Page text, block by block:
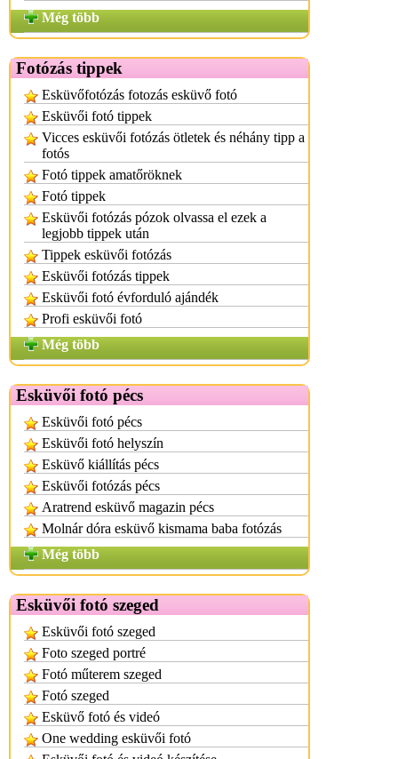
Még több
Fotózás tippek
Esküvőfotózás fotozás esküvő fotó
Esküvői fotó tippek
Vicces esküvői fotózás ötletek és néhány tipp a
fotós
Fotó tippek amatőröknek
Fotó tippek
Esküvői fotózás pózok olvassa el ezek a
legjobb tippek után
Tippek esküvői fotózás
Esküvői fotózás tippek
Esküvői fotó évforduló ajándék
Profi esküvői fotó
Még több
Esküvői fotó pécs
Esküvői fotó pécs
Esküvői fotó helyszín
Esküvő kiállítás pécs
Esküvői fotózás pécs
Aratrend esküvő magazin pécs
Molnár dóra esküvő kismama baba fotózás
Még több
Esküvői fotó szeged
Esküvői fotó szeged
Foto szeged portré
Fotó műterem szeged
Fotó szeged
Esküvő fotó és videó
One wedding esküvői fotó